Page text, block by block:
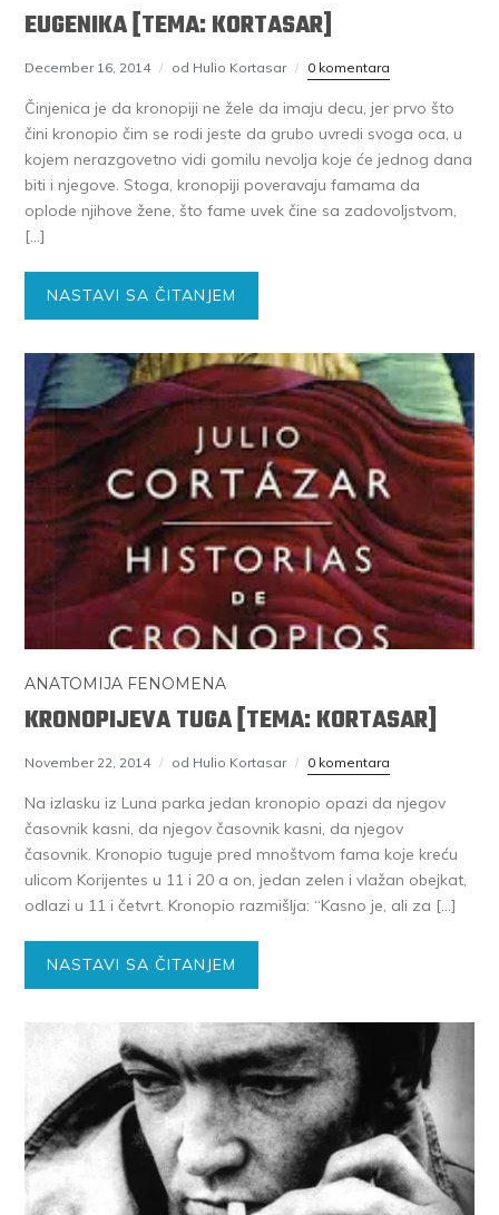
EUGENIKA [TEMA: KORTASAR]
December 16, 2014 od Hulio Kortasar 0 komentara
Činjenica je da kronopiji ne žele da imaju decu, jer prvo što
čini kronopio čim se rodi jeste da grubo uvredi svoga oca, u
kojem nerazgovetno vidi gomilu nevolja koje će jednog dana
biti i njegove. Stoga, kronopiji poveravaju famama da
oplode njihove žene, što fame uvek čine sa zadovoljstvom,
[…]
NASTAVI SA ČITANJEM
ANATOMIJA FENOMENA
KRONOPIJEVA TUGA [TEMA: KORTASAR]
November 22, 2014 od Hulio Kortasar 0 komentara
Na izlasku iz Luna parka jedan kronopio opazi da njegov
časovnik kasni, da njegov časovnik kasni, da njegov
časovnik. Kronopio tuguje pred mnoštvom fama koje kreću
ulicom Korijentes u 11 i 20 a on, jedan zelen i vlažan obejkat,
odlazi u 11 i četvrt. Kronopio razmišlja: “Kasno je, ali za […]
NASTAVI SA ČITANJEM